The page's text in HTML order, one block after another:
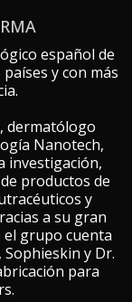
español de
y con más
dermatólogo
Nanotech,
investigación,
productos de
y
a su gran
el grupo cuenta
Sophieskin y Dr.
para